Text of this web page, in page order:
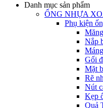
Danh mục sản phẩm
ỐNG NHỰA
Phụ kiện
Nắp
Gối
Mặt
Rẽ
Nút
Kẹp
Quả